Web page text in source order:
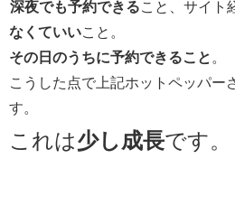
深夜でも予約できること、サイト
なくていいこと。
その日のうちに予約できること 。
こうした点で上記ホットペッパー
す。
これは少し成長です。